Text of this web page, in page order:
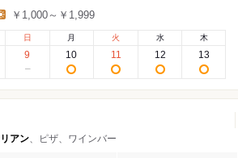
￥1,000～￥1,999
日
9
月
10
火
11
水
12
木
13
アン、ピザ、ワインバー